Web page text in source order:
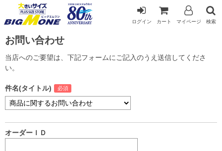
ログイン カート マイページ 検索
お問い合わせ
当店へのご要望は、下記フォームにご記入のうえ送信してくださ
い。
件名(タイトル)
オーダーＩＤ